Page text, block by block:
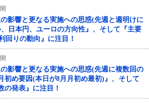
影響と更なる実施への思惑(先週と週明けに
日本円、ユーロの方向性』、そして『主要
回りの動向』に注目！
影響と更なる実施への思惑(先週に複数回の
初め要因(本日が8月月初め最初)』、そして
の発表』に注目！